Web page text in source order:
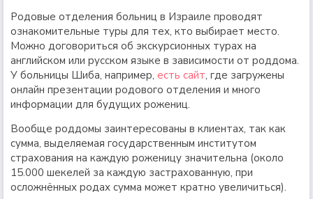
Родовые отделения больниц в Израиле проводят
ознакомительные туры для тех, кто выбирает место.
Можно договориться об экскурсионных турах на
английском или русском языке в зависимости от роддома.
У больницы Шиба, например, есть сайт, где загружены
онлайн презентации родового отделения и много
информации для будущих рожениц.
Вообще роддомы заинтересованы в клиентах, так как
сумма, выделяемая государственным институтом
страхования на каждую роженицу значительна (около
15.000 шекелей за каждую застрахованную, при
осложнённых родах сумма может кратно увеличиться).